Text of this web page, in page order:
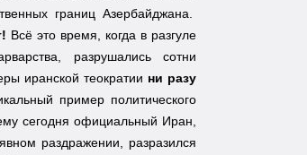
границ Азербайджана.
Всё это время, когда в разгуле
разрушались сотни
иранской теократии ни разу
пример политического
сегодня официальный Иран,
раздражении, разразился